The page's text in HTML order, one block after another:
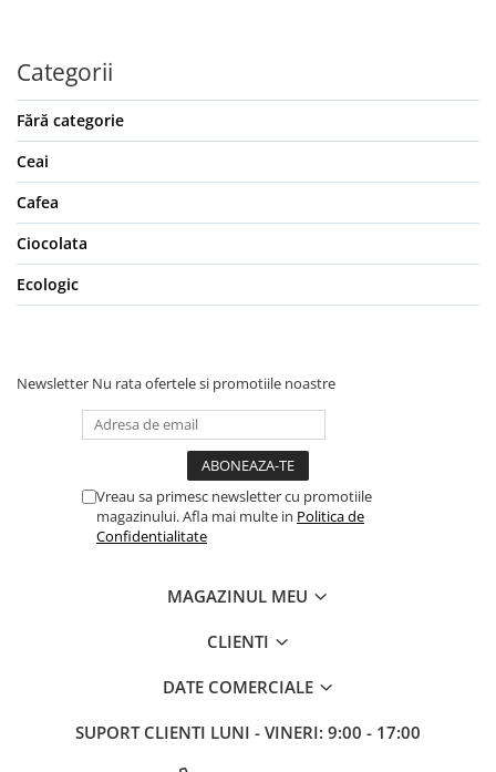
Categorii
Fără categorie
Ceai
Cafea
Ciocolata
Ecologic
Newsletter Nu rata ofertele si promotiile noastre
Vreau sa primesc newsletter cu promotiile
magazinului. Afla mai multe in Politica de
Confidentialitate
MAGAZINUL MEU
CLIENTI
DATE COMERCIALE
SUPORT CLIENTI LUNI - VINERI: 9:00 - 17:00